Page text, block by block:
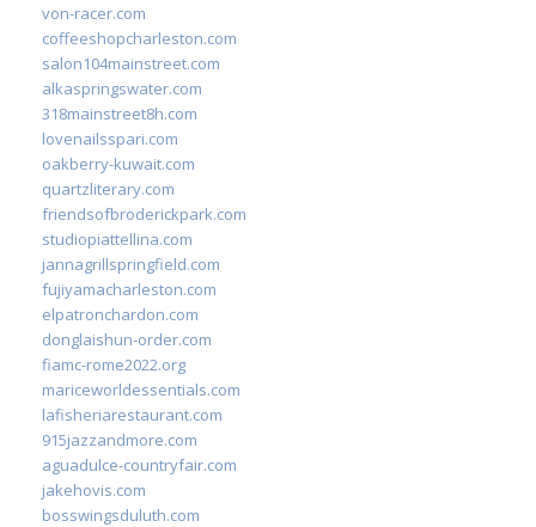
von-racer.com
coffeeshopcharleston.com
salon104mainstreet.com
alkaspringswater.com
318mainstreet8h.com
lovenailsspari.com
oakberry-kuwait.com
quartzliterary.com
friendsofbroderickpark.com
studiopiattellina.com
jannagrillspringfield.com
fujiyamacharleston.com
elpatronchardon.com
donglaishun-order.com
fiamc-rome2022.org
mariceworldessentials.com
lafisheriarestaurant.com
915jazzandmore.com
aguadulce-countryfair.com
jakehovis.com
bosswingsduluth.com